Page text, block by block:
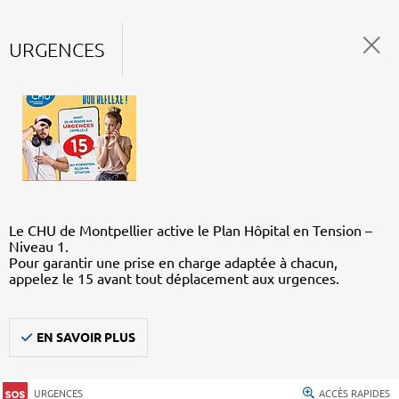
URGENCES
Le CHU de Montpellier active le Plan Hôpital en Tension –
Niveau 1.
Pour garantir une prise en charge adaptée à chacun,
appelez le 15 avant tout déplacement aux urgences.
EN SAVOIR PLUS
URGENCES ACCÈS RAPIDES